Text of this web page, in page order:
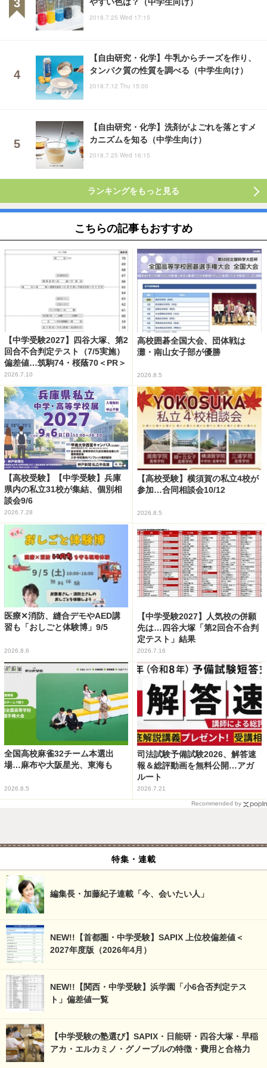
2018.7.25 Wed 17:15
【自由研究・化学】牛乳からチーズを作り、
タンパク質の性質を調べる（中学生向け）
2018.7.12 Thu 15:00
【自由研究・化学】洗剤がよごれを落とすメ
カニズムを知る（中学生向け）
2018.7.25 Wed 16:15
ランキングをもっと見る
こちらの記事もおすすめ
【中学受験2027】四谷大塚、第2
回合不合判定テスト（7/5実施）
偏差値…筑駒74・桜蔭70＜PR＞
2026.7.10
高校囲碁全国大会、団体戦は
灘・南山女子部が優勝
2026.8.5
【高校受験】【中学受験】兵庫
県内の私立31校が集結、個別相
談会9/6
2026.7.28
【高校受験】横須賀の私立4校が
参加…合同相談会10/12
2026.8.5
医療✕消防、縫合デモやAED講
習も「おしごと体験博」9/5
2026.8.6
【中学受験2027】人気校の併願
先は…四谷大塚「第2回合不合判
定テスト」結果
2026.7.16
全国高校麻雀32チーム本選出
場…麻布や大阪星光、東海も
2026.8.5
司法試験予備試験2026、解答速
報＆総評動画を無料公開…アガ
ルート
2026.7.21
Recommended by
特集・連載
編集長・加藤紀子連載「今、会いたい人」
NEW!!【首都圏・中学受験】SAPIX 上位校偏差値＜
2027年度版（2026年4月）
NEW!!【関西・中学受験】浜学園「小6合否判定テス
ト」偏差値一覧
【中学受験の塾選び】SAPIX・日能研・四谷大塚・早稲
アカ・エルカミノ・グノーブルの特徴・費用と合格力